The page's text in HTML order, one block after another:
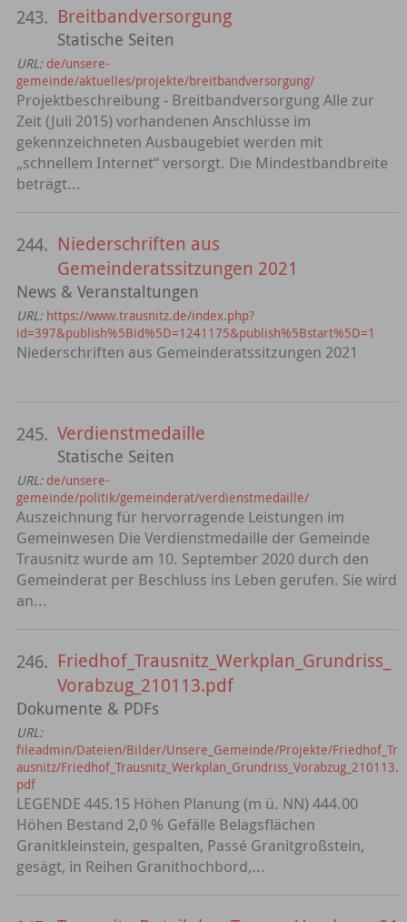
243. Breitbandversorgung
Statische Seiten
URL: de/unsere-
gemeinde/aktuelles/projekte/breitbandversorgung/
Projektbeschreibung - Breitbandversorgung Alle zur
Zeit (Juli 2015) vorhandenen Anschlüsse im
gekennzeichneten Ausbaugebiet werden mit
„schnellem Internet“ versorgt. Die Mindestbandbreite
beträgt...
244. Niederschriften aus
Gemeinderatssitzungen 2021
News & Veranstaltungen
URL: https://www.trausnitz.de/index.php?
id=397&publish%5Bid%5D=1241175&publish%5Bstart%5D=1
Niederschriften aus Gemeinderatssitzungen 2021
245. Verdienstmedaille
Statische Seiten
URL: de/unsere-
gemeinde/politik/gemeinderat/verdienstmedaille/
Auszeichnung für hervorragende Leistungen im
Gemeinwesen Die Verdienstmedaille der Gemeinde
Trausnitz wurde am 10. September 2020 durch den
Gemeinderat per Beschluss ins Leben gerufen. Sie wird
an...
246. Friedhof_Trausnitz_Werkplan_Grundriss_
Vorabzug_210113.pdf
Dokumente & PDFs
URL:
fileadmin/Dateien/Bilder/Unsere_Gemeinde/Projekte/Friedhof_Tr
ausnitz/Friedhof_Trausnitz_Werkplan_Grundriss_Vorabzug_210113.
pdf
LEGENDE 445.15 Höhen Planung (m ü. NN) 444.00
Höhen Bestand 2,0 % Gefälle Belagsflächen
Granitkleinstein, gespalten, Passé Granitgroßstein,
gesägt, in Reihen Granithochbord,...